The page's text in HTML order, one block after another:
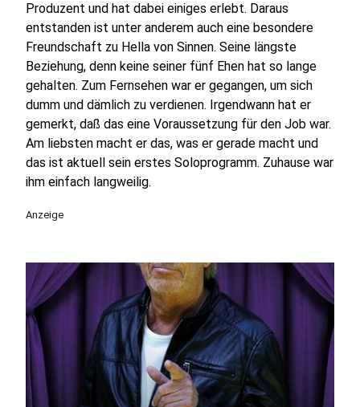
Produzent und hat dabei einiges erlebt. Daraus
entstanden ist unter anderem auch eine besondere
Freundschaft zu Hella von Sinnen. Seine längste
Beziehung, denn keine seiner fünf Ehen hat so lange
gehalten. Zum Fernsehen war er gegangen, um sich
dumm und dämlich zu verdienen. Irgendwann hat er
gemerkt, daß das eine Voraussetzung für den Job war.
Am liebsten macht er das, was er gerade macht und
das ist aktuell sein erstes Soloprogramm. Zuhause war
ihm einfach langweilig.
Anzeige